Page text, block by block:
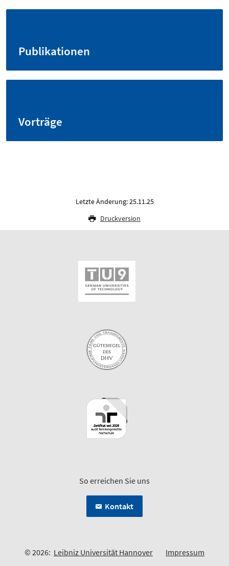
Publikationen
Vorträge
Letzte Änderung: 25.11.25
Druckversion
So erreichen Sie uns
Kontakt
© 2026: Leibniz Universität Hannover
Impressum